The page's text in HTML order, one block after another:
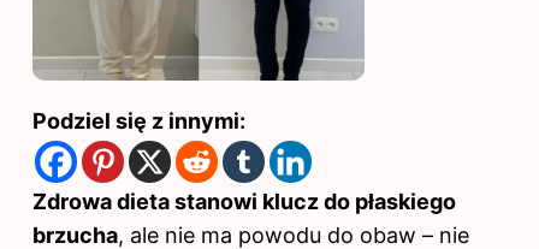
Podziel się z innymi:
Zdrowa dieta stanowi klucz do płaskiego
brzucha, ale nie ma powodu do obaw – nie